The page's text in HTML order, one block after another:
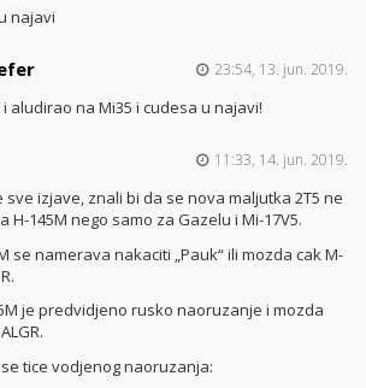
najavi
23:54, 13. jun. 2019.
aludirao na Mi35 i cudesa u najavi!
11:33, 14. jun. 2019.
sve izjave, znali bi da se nova maljutka 2T5 ne
H-145M nego samo za Gazelu i Mi-17V5.
se namerava nakaciti „Pauk“ ili mozda cak M-
je predvidjeno rusko naoruzanje i mozda
tice vodjenog naoruzanja: